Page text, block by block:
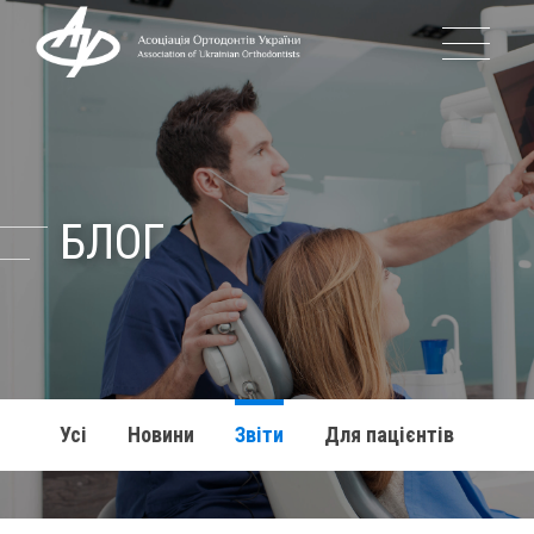
ПРО АСОЦІАЦІЮ
ІСТОРІЯ АОУ
КЕРІВНИЦТВО АОУ
ПОДІЇ
БЛОГ
БЛОГ
Усі Новини Звіти Для пацієнтів